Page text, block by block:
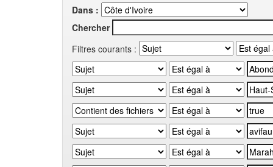
Dans :
Chercher
Filtres courants :